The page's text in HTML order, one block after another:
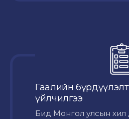
Гаалийн
үйлчилгээ
Бид Монгол улсын хил